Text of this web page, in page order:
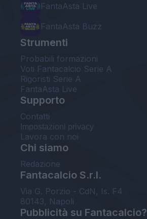
FantaAsta Live
FantaAsta Buzz
Strumenti
Probabili formazioni
Voti Fantacalcio Serie A
Rigoristi Serie A
FantaAsta Live
Supporto
Contatti
Impostazioni privacy
Lavora con noi
Chi siamo
Redazione
Fantacalcio S.r.l.
Via G. Porzio - CdN, Is. F4
80143, Napoli
Pubblicità su Fantacalcio?